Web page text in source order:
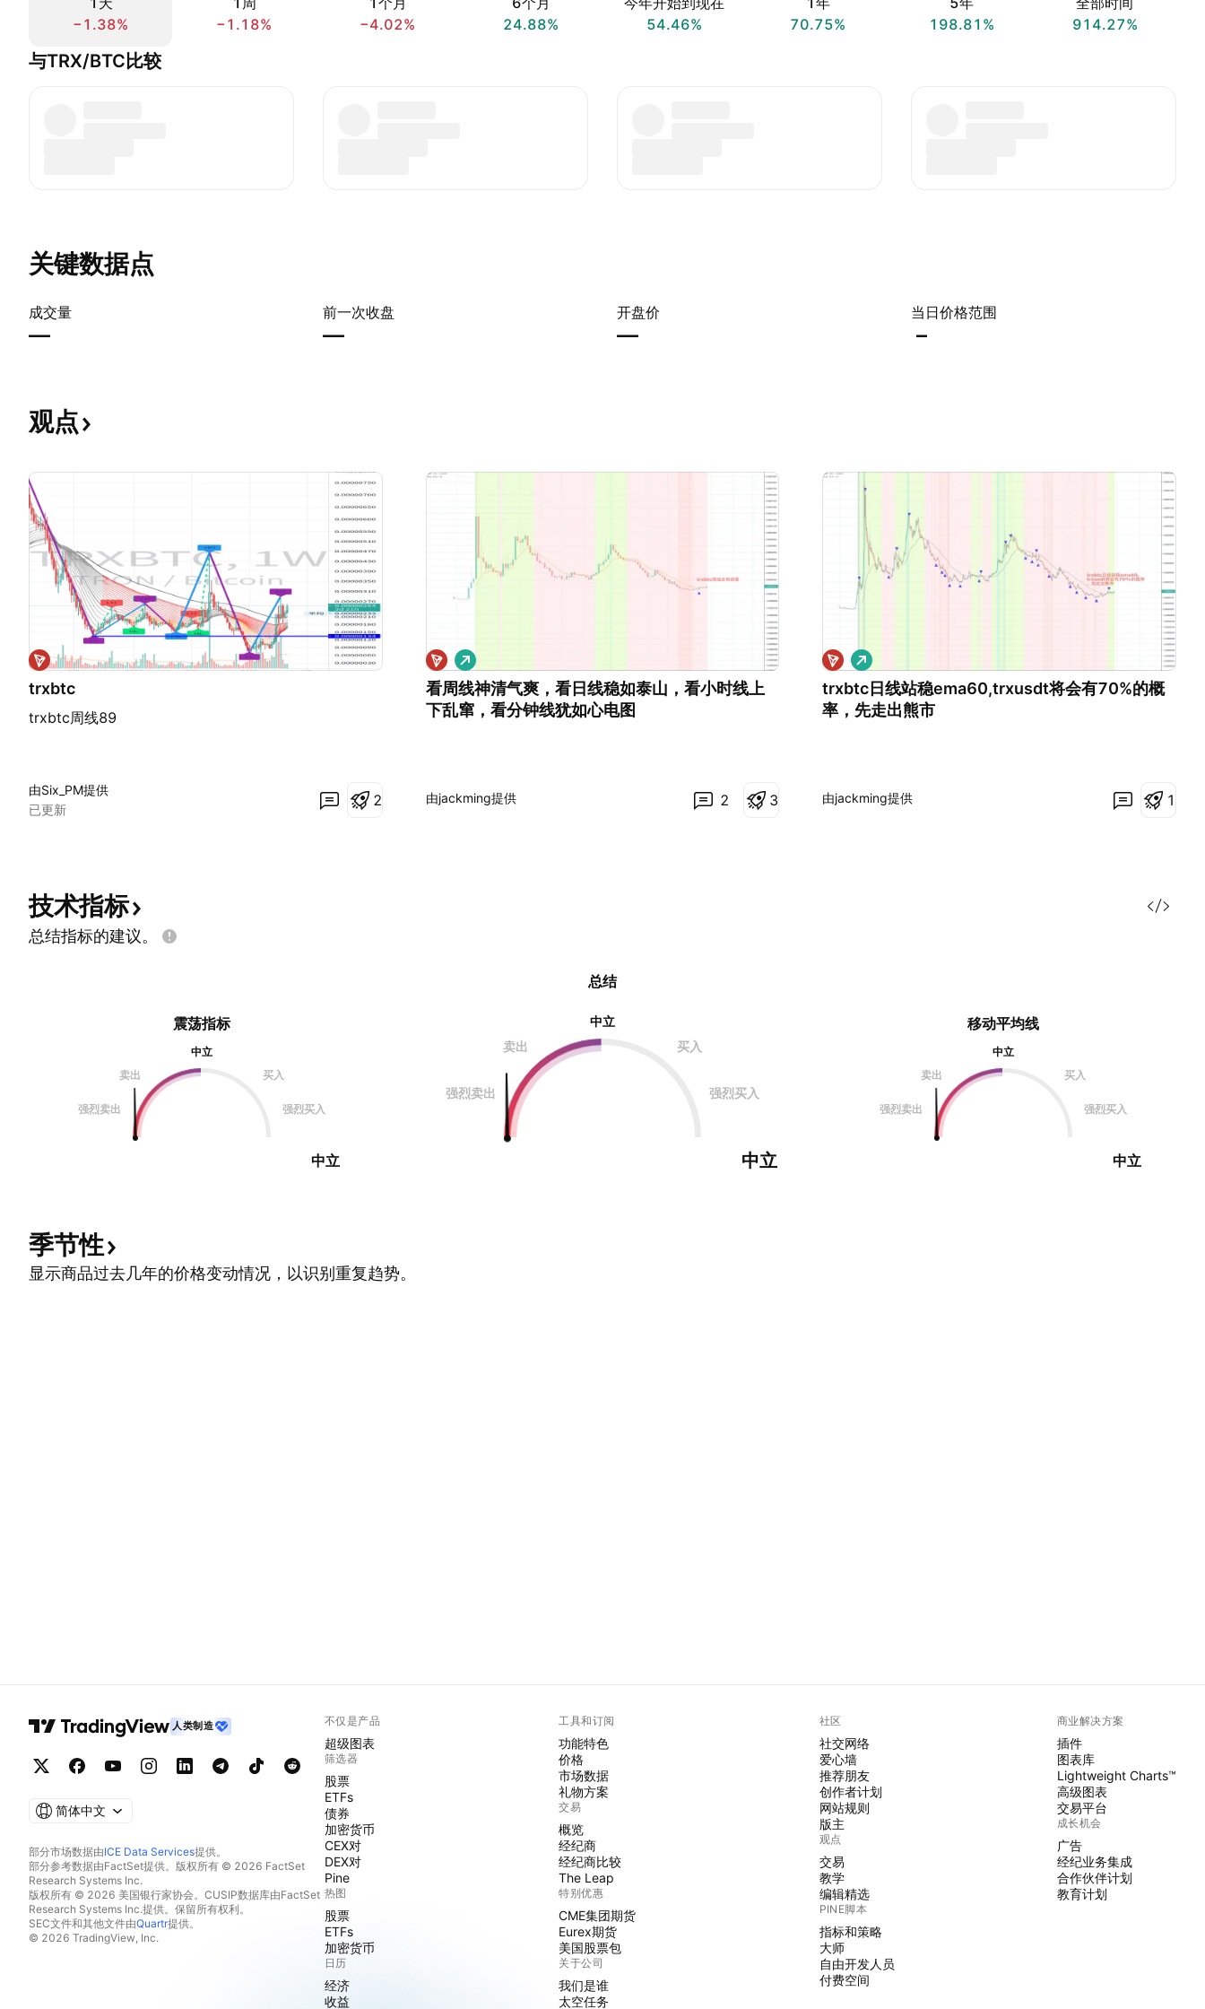
−1.38%
−1.18%
−4.02%
24.88%
54.46%
70.75%
198.81%
914.27%
与TRX/BTC比较
关键数据点
成交量
—
前一次收盘
—
开盘价
—
当日价格范围
–
观点
trxbtc
trxbtc周线89
由Six_PM提供
已更新
2
看周线神清气爽，看日线稳如泰山，看小时线上
下乱窜，看分钟线犹如心电图
做
多
由jackming提供 2 3
trxbtc日线站稳ema60,trxusdt将会有70%的概
率，先走出熊市
做
多
由jackming提供 1
技术指标
总结指标的建议。
震荡指标
中立
卖出
买入
强烈卖出 强烈买入
中立
总结
中立
卖出
买入
强烈卖出 强烈买入
中立
移动平均线
中立
卖出
买入
强烈卖出 强烈买入
中立
季节性
显示商品过去几年的价格变动情况，以识别重复趋势。
人类制造
简体中文
部分市场数据由ICE Data Services提供。
部分参考数据由FactSet提供。版权所有 © 2026 FactSet
Research Systems Inc.
版权所有 © 2026 美国银行家协会。CUSIP数据库由FactSet
Research Systems Inc.提供。保留所有权利。
SEC文件和其他文件由Quartr提供。
© 2026 TradingView, Inc.
不仅是产品
超级图表
筛选器
股票
ETFs
债券
加密货币
CEX对
DEX对
Pine
热图
股票
ETFs
加密货币
日历
经济
收益
工具和订阅
功能特色
价格
市场数据
礼物方案
交易
概览
经纪商
经纪商比较
The Leap
特别优惠
CME集团期货
Eurex期货
美国股票包
关于公司
我们是谁
太空任务
社区
社交网络
爱心墙
推荐朋友
创作者计划
网站规则
版主
观点
交易
教学
编辑精选
PINE脚本
指标和策略
大师
自由开发人员
付费空间
商业解决方案
插件
图表库
Lightweight Charts™
高级图表
交易平台
成长机会
广告
经纪业务集成
合作伙伴计划
教育计划